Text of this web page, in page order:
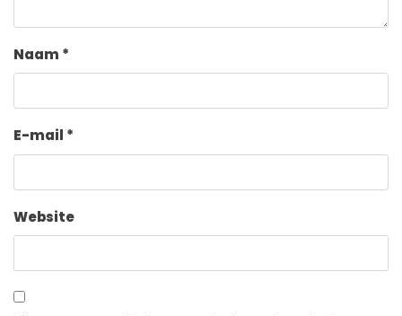
Naam *
E-mail *
Website